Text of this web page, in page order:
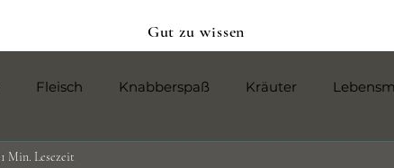
Gut zu wissen
Fleisch Knabberspaß Kräuter
Nüsse&Samen
1 Min. Lesezeit